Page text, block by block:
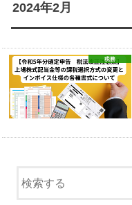
2024年2月
税務